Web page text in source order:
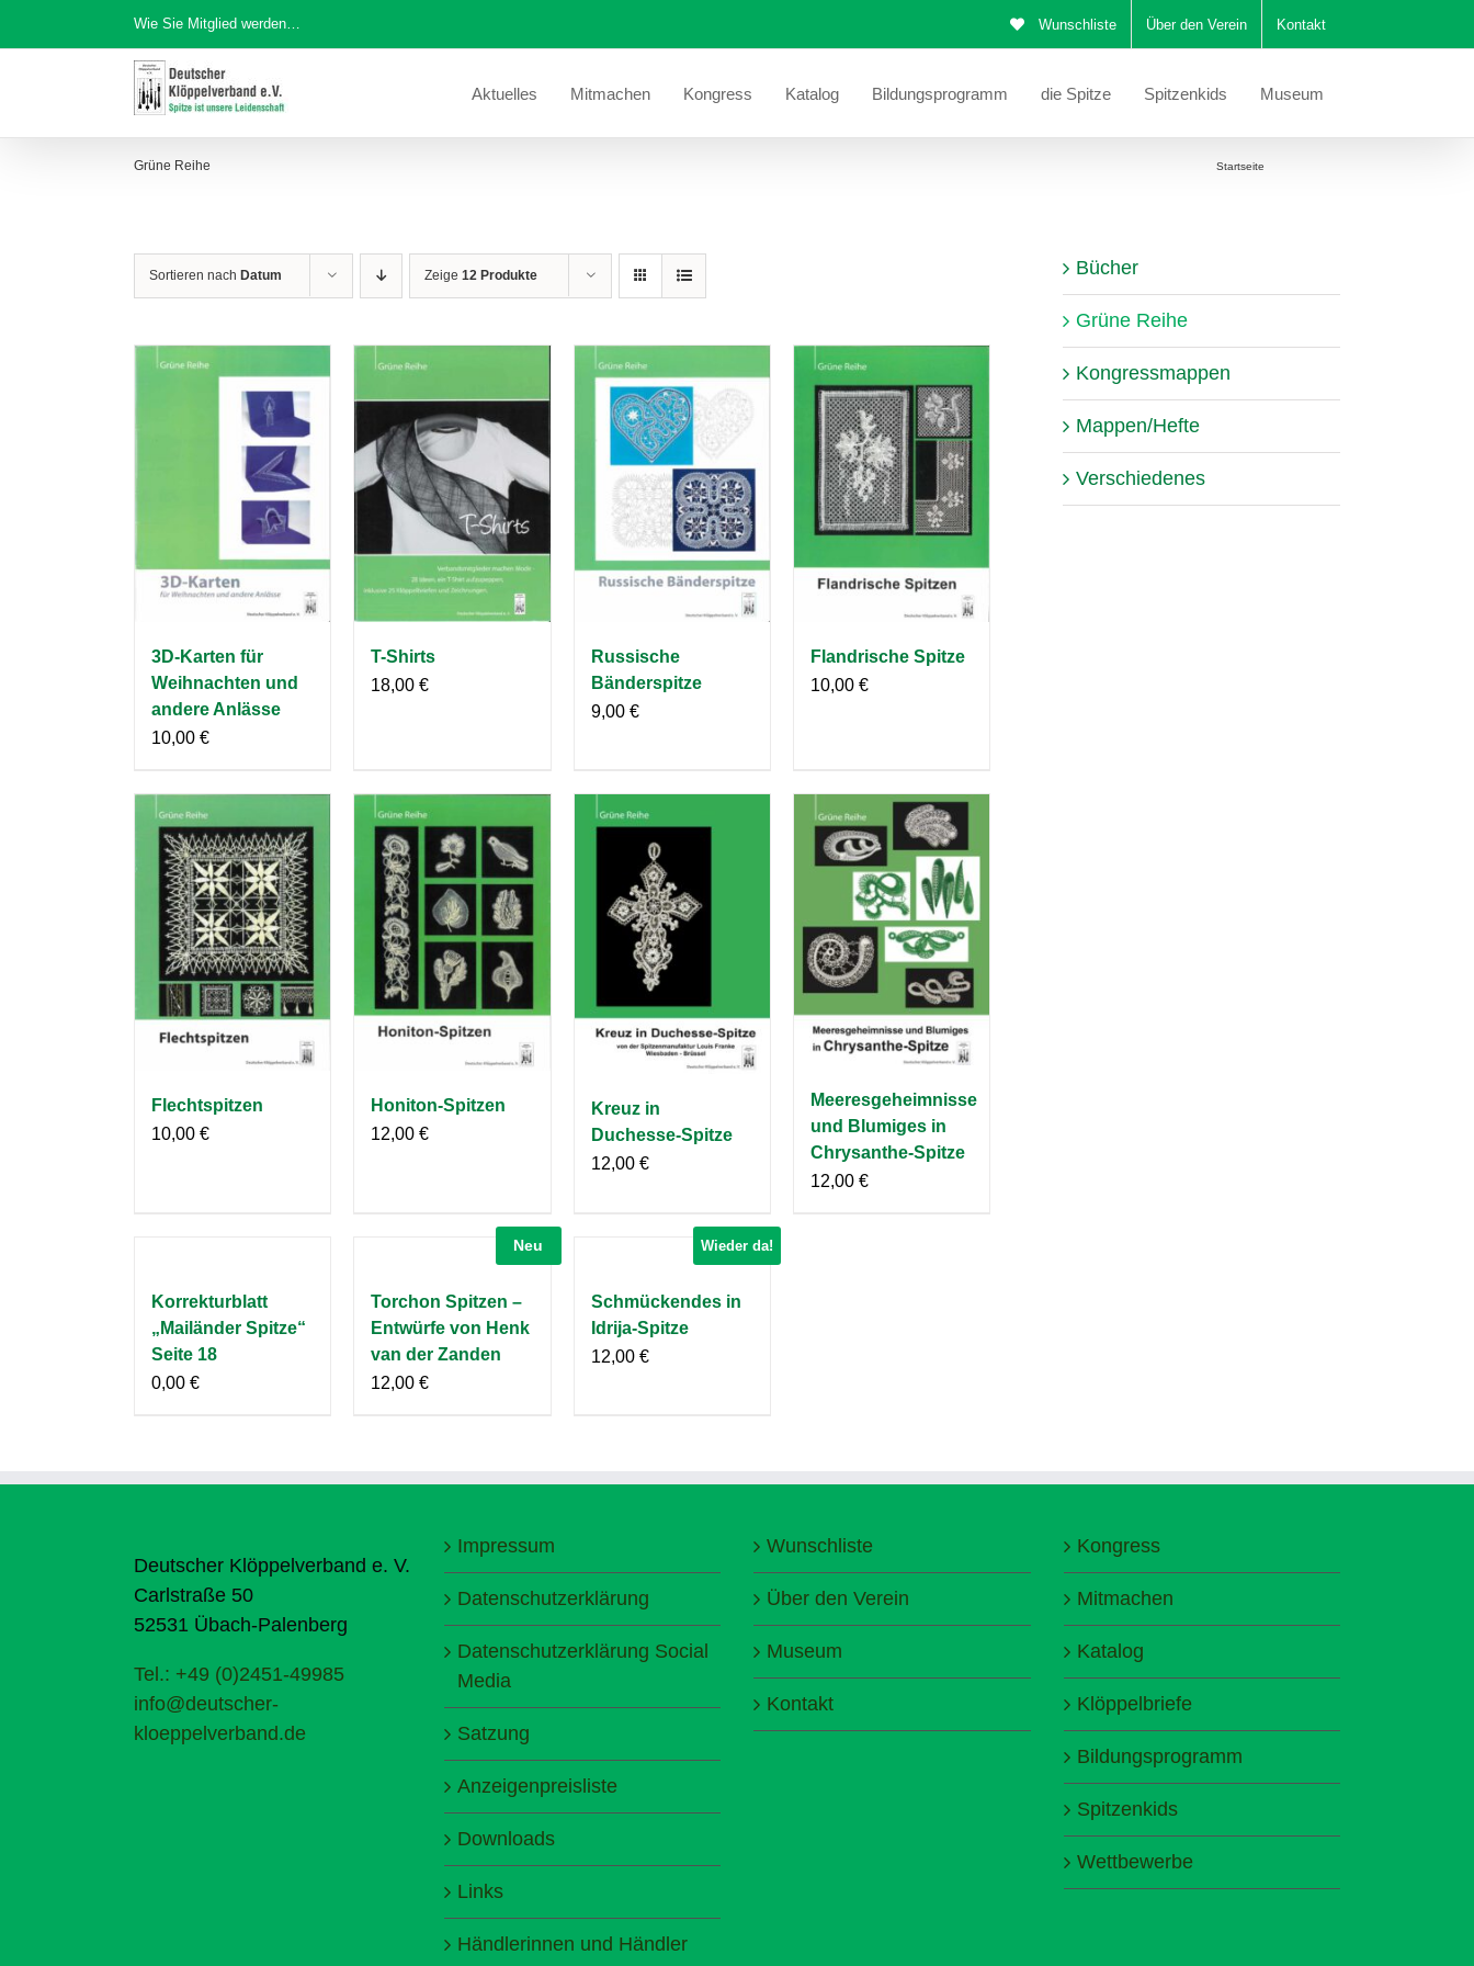
Inhalt
Wie Sie Mitglied werden… Wunschliste Über den Verein Kontakt
Aktuelles Mitmachen Kongress Katalog Bildungsprogramm die Spitze Spitzenkids Museum
Grüne Reihe Startseite
Sortieren nach Datum Zeige 12 Produkte
3D-Karten für
Weihnachten und
andere Anlässe
10,00 €
T-Shirts
18,00€
Russische
Bänderspitze
9,00 €
Flandrische Spitze
10,00 €
Flechtspitzen
10,00 €
Honiton-Spitzen
12,00€
Kreuz in
Duchesse-Spitze
12,00 €
Meeresgeheimnisse
und Blumiges in
Chrysanthe-Spitze
12,00 €
Korrekturblatt
„Mailänder Spitze“
Seite 18
0,00 €
Neu
Torchon Spitzen –
Entwürfe von Henk
van der Zanden
12,00€
Wieder da!
Schmückendes in
Idrija-Spitze
12,00 €
Bücher
Grüne Reihe
Kongressmappen
Mappen/Hefte
Verschiedenes
Deutscher Klöppelverband e. V.
Carlstraße 50
52531 Übach-Palenberg
Tel.: +49 (0)2451-49985
info@deutscher-
kloeppelverband.de
Impressum
Datenschutzerklärung
Datenschutzerklärung Social
Media
Satzung
Anzeigenpreisliste
Downloads
Links
Händlerinnen und Händler
Wunschliste
Über den Verein
Museum
Kontakt
Kongress
Mitmachen
Katalog
Klöppelbriefe
Bildungsprogramm
Spitzenkids
Wettbewerbe